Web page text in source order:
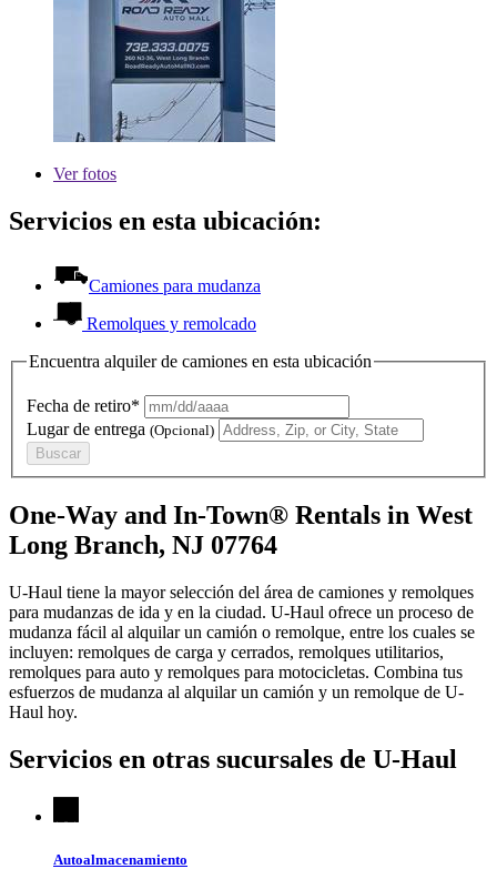
Verfotos
Servicios en esta ubicación:
Camiones para mudanza
Remolques y remolcado
Encuentra alquiler de camiones en esta ubicación
Fecha de retiro*
Lugar de entrega (Opcional)
Buscar
One-Way and In-Town® Rentals in West
Long Branch, NJ 07764
U-Haul tiene la mayor selección del área de camiones y remolques
para mudanzas de ida y en la ciudad. U-Haul ofrece un proceso de
mudanza fácil al alquilar un camión o remolque, entre los cuales se
incluyen: remolques de carga y cerrados, remolques utilitarios,
remolques para auto y remolques para motocicletas. Combina tus
esfuerzos de mudanza al alquilar un camión y un remolque de U-
Haul hoy.
Servicios en otras sucursales de U-Haul
Autoalmacenamiento